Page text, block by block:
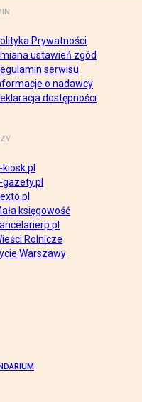
Prywatności
ustawień zgód
serwisu
o nadawcy
dostępności
kiosk.pl
gazety.pl
księgowość
Rolnicze
Warszawy